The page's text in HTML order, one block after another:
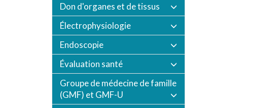
Don d'organes et de tissus
Électrophysiologie
Endoscopie
Évaluation santé
Groupe de médecine de famille
(GMF) et GMF-U